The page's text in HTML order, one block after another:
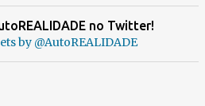
no Twitter!
by @AutoREALIDADE